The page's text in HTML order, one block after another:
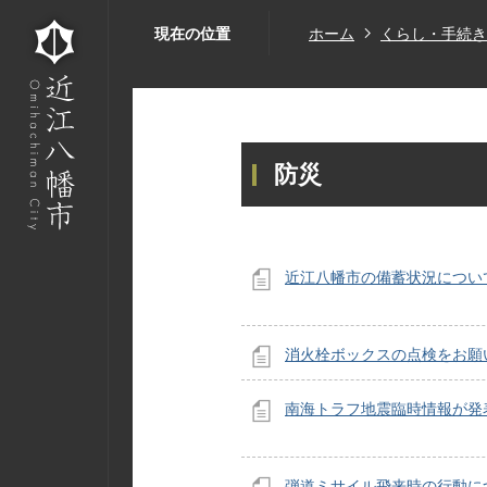
現在の位置 ホーム くらし・手続き
防災
近江八幡市の備蓄状況につい
消火栓ボックスの点検をお願
南海トラフ地震臨時情報が